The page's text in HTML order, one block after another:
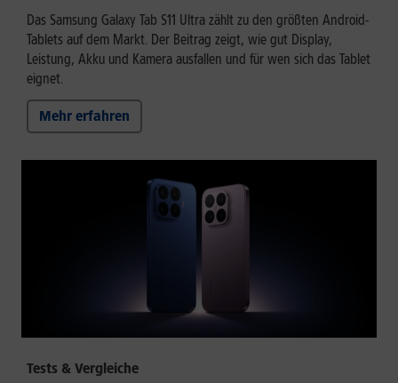
Das Samsung Galaxy Tab S11 Ultra zählt zu den größten Android-
Tablets auf dem Markt. Der Beitrag zeigt, wie gut Display,
Leistung, Akku und Kamera ausfallen und für wen sich das Tablet
eignet.
Mehr erfahren
Tests & Vergleiche